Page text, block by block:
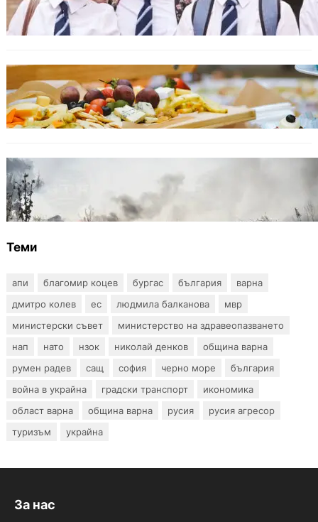
във Варна тази година
От август се променят осигурителните
вноски за седем икономически дейности
Пожарите в България не спират: 141
огнища за последното денонощие
Теми
апи благомир коцев бургас българия
варна
дмитро колев
ес людмила балканова
мвр
министерски съвет
министерство на здравеопазването
нап
нато нзок николай денков
община варна
румен радев
сащ софия черно море
българия
война в украйна
градски транспорт
икономика
област варна
община варна русия
русия агресор
туризъм
украйна
За нас